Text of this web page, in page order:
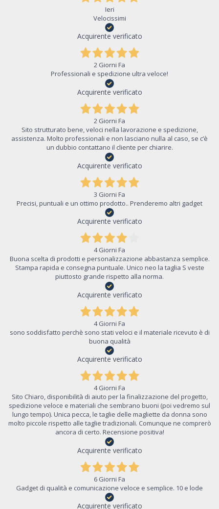
Ieri
Velocissimi
Acquirente verificato
2 Giorni Fa
Professionali e spedizione ultra veloce!
Acquirente verificato
2 Giorni Fa
Sito strutturato bene, veloci nella lavorazione e spedizione,
assistenza. Molto professionali e non lasciano nulla al caso, se c’è
un dubbio contattano il cliente per chiarire.
Acquirente verificato
3 Giorni Fa
Precisi, puntuali e un ottimo prodotto.. Prenderemo altri gadget
Acquirente verificato
4 Giorni Fa
Buona scelta di prodotti e personalizzazione abbastanza semplice.
Stampa rapida e consegna puntuale. Unico neo la taglia S veste
piuttosto grande rispetto alla norma.
Acquirente verificato
4 Giorni Fa
sono soddisfatto perchè sono stati veloci e il materiale ricevuto è di
buona qualità
Acquirente verificato
4 Giorni Fa
Sito Chiaro, disponibilità di aiuto per la finalizzazione del progetto,
spedizione veloce e materiali che sembrano buoni (poi vedremo sul
lungo tempo). Unica pecca, le taglie delle magliette da donna sono
molto piccole rispetto alle taglie tradizionali. Comunque ne comprerò
ancora di certo. Recensione positiva!
Acquirente verificato
6 Giorni Fa
Gadget di qualità e comunicazione veloce e semplice. 10 e lode
Acquirente verificato